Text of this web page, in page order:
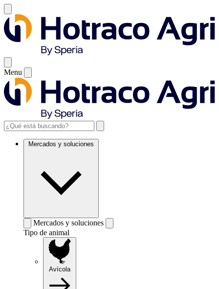
Menu
Mercados y soluciones
Mercados y soluciones
Tipo de animal
Avícola